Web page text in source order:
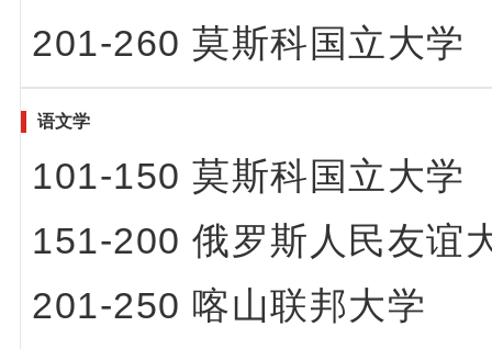
201-260 莫斯科国立大学
语文学
101-150 莫斯科国立大学
151-200 俄罗斯人民友谊
201-250 喀山联邦大学